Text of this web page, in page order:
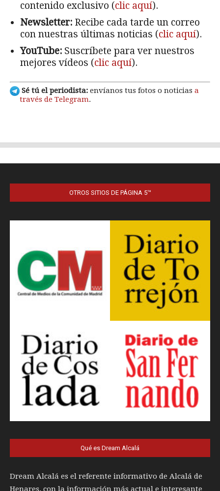
OTROS SITIOS DE PÁGINA 5™
Qué es Dream Alcalá
Dream Alcalá es el referente informativo de Alcalá de
Henares, con la información más actual e interesante